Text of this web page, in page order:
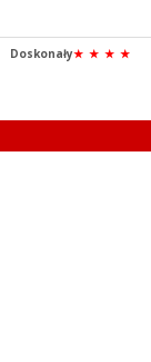
Doskonały★ ★ ★ ★